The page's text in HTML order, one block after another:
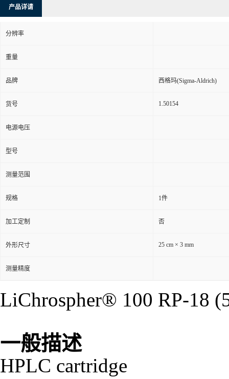
产品详请
分辨率
重量
品牌 西格玛(Sigma-Aldrich)
货号 1.50154
电源电压
型号
测量范围
规格 1件
加工定制 否
外形尺寸 25 cm × 3 mm
测量精度
LiChrospher® 100 RP-18
一般描述
HPLC cartridge